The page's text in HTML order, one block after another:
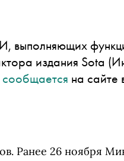
выполняющих
издания Sota
сообщается на сайте
Ранее 26 ноября